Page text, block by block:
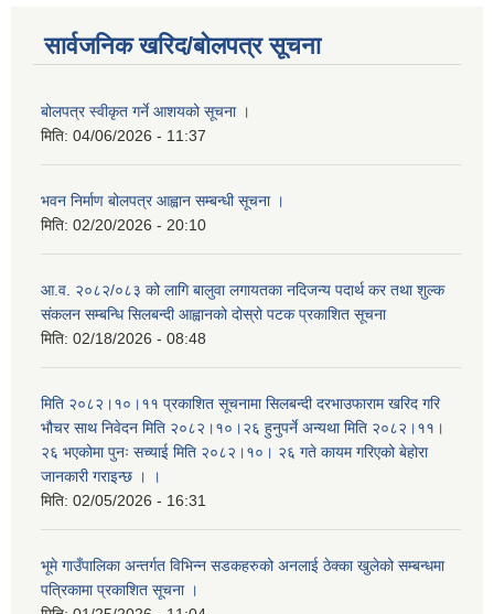
सार्वजनिक खरिद/बोलपत्र सूचना
बोलपत्र स्वीकृत गर्ने आशयको सूचना ।
मिति: 04/06/2026 - 11:37
भवन निर्माण बोलपत्र आह्वान सम्बन्धी सूचना ।
मिति: 02/20/2026 - 20:10
आ.व. २०८२/०८३ को लागि बालुवा लगायतका नदिजन्य पदार्थ कर तथा शुल्क
संकलन सम्बन्धि सिलबन्दी आह्वानको दोस्रो पटक प्रकाशित सूचना
मिति: 02/18/2026 - 08:48
मिति २०८२।१०।११ प्रकाशित सूचनामा सिलबन्दी दरभाउफाराम खरिद गरि
भौचर साथ निवेदन मिति २०८२।१०।२६ हुनुपर्ने अन्यथा मिति २०८२।११।
२६ भएकोमा पुनः सच्याई मिति २०८२।१०। २६ गते कायम गरिएको बेहोरा
जानकारी गराइन्छ । ।
मिति: 02/05/2026 - 16:31
भूमे गाउँपालिका अन्तर्गत विभिन्न सडकहरुको अनलाई ठेक्का खुलेको सम्बन्धमा
पत्रिकामा प्रकाशित सूचना ।